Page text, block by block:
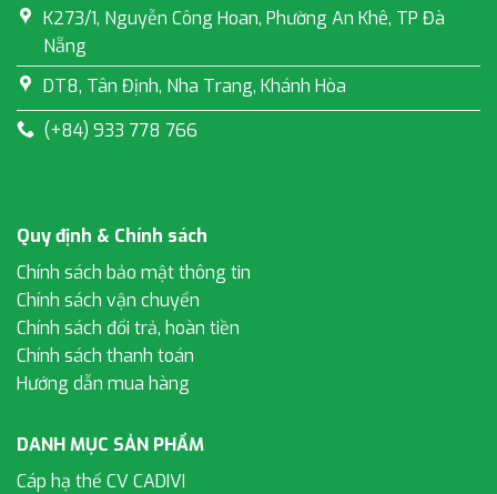
K273/1, Nguyễn Công Hoan, Phường An Khê, TP Đà
Nẵng
DT8, Tân Định, Nha Trang, Khánh Hòa
(+84) 933 778 766
Quy định & Chính sách
Chính sách bảo mật thông tin
Chính sách vận chuyển
Chính sách đổi trả, hoàn tiền
Chính sách thanh toán
Hướng dẫn mua hàng
DANH MỤC SẢN PHẨM
Cáp hạ thế CV CADIVI